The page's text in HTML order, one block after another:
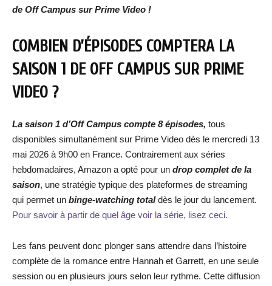
de Off Campus sur Prime Video !
COMBIEN D’ÉPISODES COMPTERA LA
SAISON 1 DE OFF CAMPUS SUR PRIME
VIDEO ?
La saison 1 d’Off Campus compte 8 épisodes, tous
disponibles simultanément sur Prime Video dès le mercredi 13
mai 2026 à 9h00 en France. Contrairement aux séries
hebdomadaires, Amazon a opté pour un drop complet de la
saison, une stratégie typique des plateformes de streaming
qui permet un binge-watching totaldès le jour du lancement.
Pour savoir à partir de quel âge voir la série, lisez ceci.
Les fans peuvent donc plonger sans attendre dans l’histoire
complète de la romance entre Hannah et Garrett, en une seule
session ou en plusieurs jours selon leur rythme. Cette diffusion